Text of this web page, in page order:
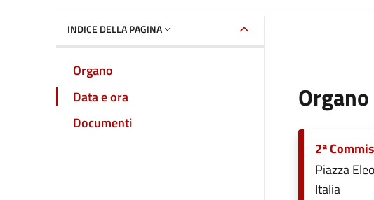
INDICE DELLA PAGINA
Organo
Data e ora
Documenti
Organo
2ª
Piazza
Italia